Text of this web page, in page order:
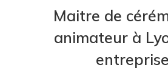
Maitre de
animateur à